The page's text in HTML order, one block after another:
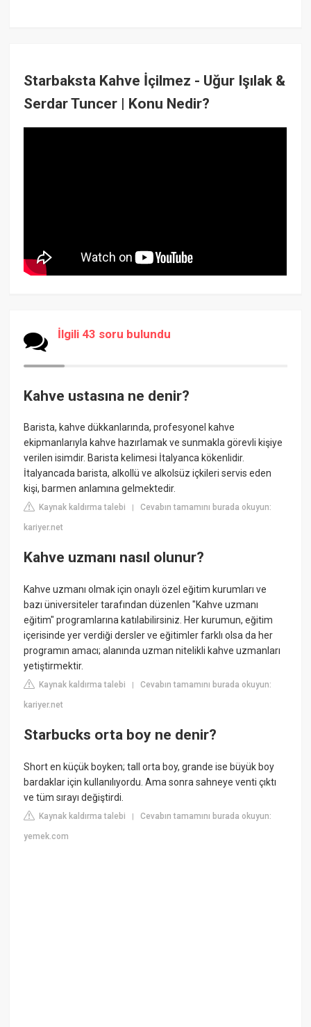
Starbaksta Kahve İçilmez - Uğur Işılak &
Serdar Tuncer | Konu Nedir?
İlgili 43 soru bulundu
Kahve ustasına ne denir?
Barista, kahve dükkanlarında, profesyonel kahve
ekipmanlarıyla kahve hazırlamak ve sunmakla görevli kişiye
verilen isimdir. Barista kelimesi İtalyanca kökenlidir.
İtalyancada barista, alkollü ve alkolsüz içkileri servis eden
kişi, barmen anlamına gelmektedir.
Kaynak kaldırma talebi |Cevabın tamamını burada okuyun:
kariyer.net
Kahve uzmanı nasıl olunur?
Kahve uzmanı olmak için onaylı özel eğitim kurumları ve
bazı üniversiteler tarafından düzenlen "Kahve uzmanı
eğitim" programlarına katılabilirsiniz. Her kurumun, eğitim
içerisinde yer verdiği dersler ve eğitimler farklı olsa da her
programın amacı; alanında uzman nitelikli kahve uzmanları
yetiştirmektir.
Kaynak kaldırma talebi |Cevabın tamamını burada okuyun:
kariyer.net
Starbucks orta boy ne denir?
Short en küçük boyken; tall orta boy, grande ise büyük boy
bardaklar için kullanılıyordu. Ama sonra sahneye venti çıktı
ve tüm sırayı değiştirdi.
Kaynak kaldırma talebi |Cevabın tamamını burada okuyun:
yemek.com